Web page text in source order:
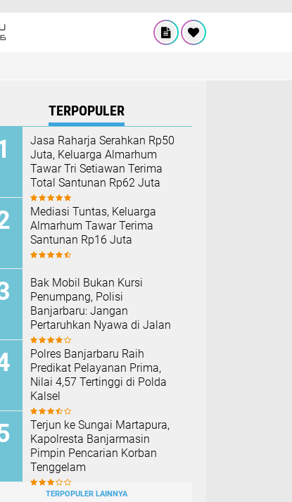
TERPOPULER
Jasa Raharja Serahkan Rp50
Juta, Keluarga Almarhum
Tawar Tri Setiawan Terima
Total Santunan Rp62 Juta
Mediasi Tuntas, Keluarga
Almarhum Tawar Terima
Santunan Rp16 Juta
Bak Mobil Bukan Kursi
Penumpang, Polisi
Banjarbaru: Jangan
Pertaruhkan Nyawa di Jalan
Polres Banjarbaru Raih
Predikat Pelayanan Prima,
Nilai 4,57 Tertinggi di Polda
Kalsel
Terjun ke Sungai Martapura,
Kapolresta Banjarmasin
Pimpin Pencarian Korban
Tenggelam
TERPOPULER LAINNYA